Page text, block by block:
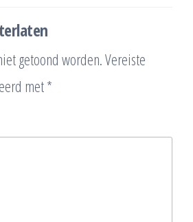
getoond worden.Vereiste
met*